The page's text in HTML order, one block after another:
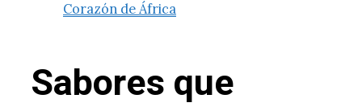
Corazón de África
Sabores que